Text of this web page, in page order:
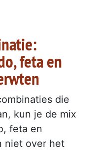
feta en
die
kun je de mix
feta en
niet over het